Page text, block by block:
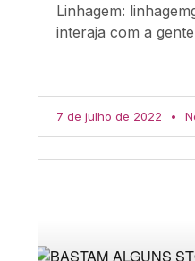
Linhagem:
interaja com a
7 de julho de 2022